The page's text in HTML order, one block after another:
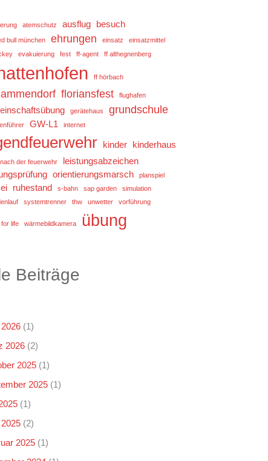
atemschutz ausflug besuch
bull münchen ehrungen einsatz
einsatzmittel
evakuierung fest ff-agent ff althegnenberg
ff hörbach
floriansfest flughafen
gerätehaus grundschule
GW-L1 internet
kinder kinderhaus
der feuerwehr
leistungsabzeichen
orientierungsmarsch planspiel
ruhestand s-bahn sap garden
simulation
systemtrenner thw unwetter vorführung
life wärmebildkamera übung
Beiträge
(1)
2026 (2)
2025 (1)
2025 (1)
(1)
(2)
2025 (1)